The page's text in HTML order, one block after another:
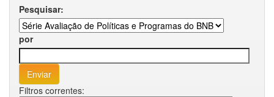
Pesquisar:
por
Filtros correntes: